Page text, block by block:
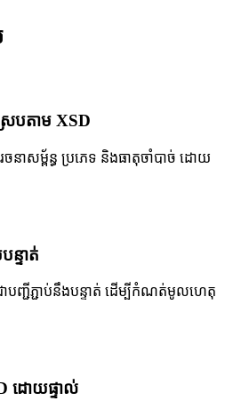
ស្របតាម XSD
ាសម្ព័ន្ធ ប្រភេទ និងធាតុចាំបាច់ ដោយ
ន្ទាត់
ាបញ្ជីភ្ជាប់នឹងបន្ទាត់ ដើម្បីកំណត់មូលហេតុ
ដោយផ្ទាល់